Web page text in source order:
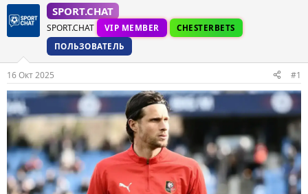
т
о
е
м
ы
т
а
н
а
ч
л
а
SPORT.CHAT
SPORT.CHAT VIP MEMBER
CHESTERBETS
ПОЛЬЗОВАТЕЛЬ
16 Окт 2025 #1